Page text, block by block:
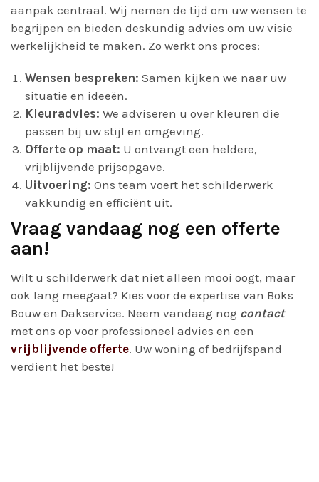
aanpak centraal. Wij nemen de tijd om uw wensen te
begrijpen en bieden deskundig advies om uw visie
werkelijkheid te maken. Zo werkt ons proces:
Wensen bespreken: Samen kijken we naar uw
situatie en ideeën.
Kleuradvies: We adviseren u over kleuren die
passen bij uw stijl en omgeving.
Offerte op maat: U ontvangt een heldere,
vrijblijvende prijsopgave.
Uitvoering: Ons team voert het schilderwerk
vakkundig en efficiënt uit.
Vraag vandaag nog een offerte
aan!
Wilt u schilderwerk dat niet alleen mooi oogt, maar
ook lang meegaat? Kies voor de expertise van Boks
Bouw en Dakservice. Neem vandaag nog contact
met ons op voor professioneel advies en een
vrijblijvende offerte. Uw woning of bedrijfspand
verdient het beste!